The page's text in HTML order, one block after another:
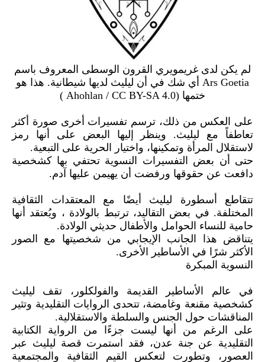
لم يكن لدى غريمويري القرون الوسطى المعروف باسم
Ars Goetia أي شك في أن ليليث لديها شيطانية. هذا هو
ختمها (Ahohlan / CC BY-SA 4.0 )
على العكس من ذلك، ترسم تفسيرات أخرى صورة أكثر
تعاطفاً مع ليليث. وينظر إليها البعض على أنها رمز
لاستقلال المرأة وتمكينها، واختيار الحرية على التبعية.
حتى أن بعض التفسيرات النسوية تحتفي بها كشخصية
دافعت عن حقوقها ورفضت أن يهيمن عليها آدم.
تتقاطع أسطورة ليليث أيضًا مع المعتقدات الثقافية
المختلفة. في بعض التقاليد، ترتبط بالولادة ، ويُعتقد أنها
حامية للنساء الحوامل والأطفال حديثي الولادة.
يتناقض هذا الجانب الإيجابي من شخصيتها مع الصور
الأكثر شرًا في الأساطير الأخرى.
النسوية المبكرة
في عالم الأساطير القديمة والفولكلور، تقف ليليث
كشخصية مقنعة وغامضة، تتحدى الروايات التقليدية وتثير
المناقشات حول الجنس والسلطة والاستقلالية.
على الرغم من أنها ليست جزءًا من الرواية الكتابية
التقليدية عن جنة عدن، فقد استمرت قصة ليليث عبر
العصور، وتطورت لتعكس القيم الثقافية والمجتمعية